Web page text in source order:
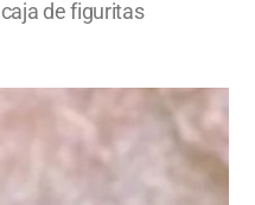
de figuritas